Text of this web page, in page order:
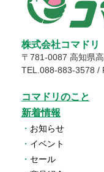
株式会社コマドリ
〒 781-0087 高知県
TEL.088-883-3578 /
コマドリのこと
新着情報
・ お知らせ
・ イベント
・ セール